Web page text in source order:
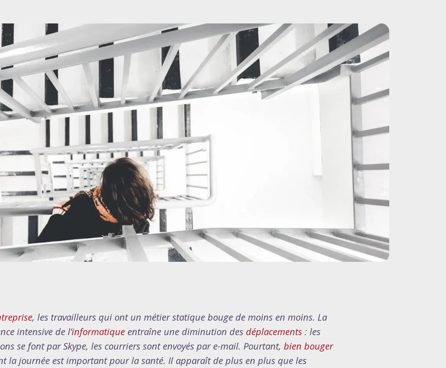
, les travailleurs qui ont un métier statique bouge de moins en moins. La
intensive de l’informatique entraîne une diminution des déplacements : les
se font par Skype, les courriers sont envoyés par e-mail. Pourtant, bien bouger
la journée est important pour la santé. Il apparaît de plus en plus que les